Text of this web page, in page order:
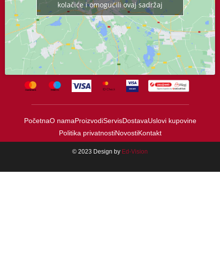
kolačiće i omogućili ovaj sadržaj
PočetnaO namaProizvodiServisDostavaUslovi kupovine
Politika privatnostiNovostiKontakt
© 2023 Design by Ed-Vision